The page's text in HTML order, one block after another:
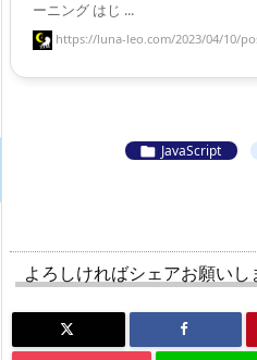
ーニング はじ ...
https://luna-leo.com/2023/04/10/
 JavaScript
よろしければシェアお願いし